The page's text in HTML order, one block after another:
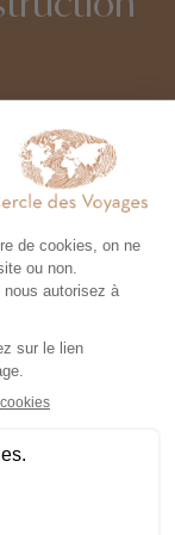
co-
Voyages,
des voyages
en
avec nos
local et
sociale